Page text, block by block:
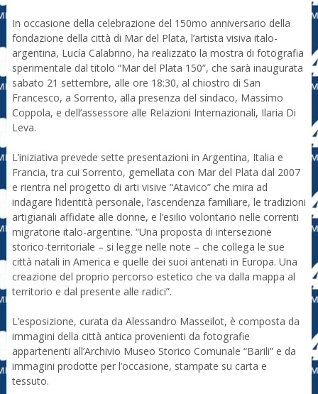
In occasione della celebrazione del 150mo anniversario della
fondazione della città di Mar del Plata, l’artista visiva italo-
argentina, Lucía Calabrino, ha realizzato la mostra di fotografia
sperimentale dal titolo “Mar del Plata 150”, che sarà inaugurata
sabato 21 settembre, alle ore 18:30, al chiostro di San
Francesco, a Sorrento, alla presenza del sindaco, Massimo
Coppola, e dell’assessore alle Relazioni Internazionali, Ilaria Di
Leva.
L’iniziativa prevede sette presentazioni in Argentina, Italia e
Francia, tra cui Sorrento, gemellata con Mar del Plata dal 2007
e rientra nel progetto di arti visive “Atavico” che mira ad
indagare l’identità personale, l’ascendenza familiare, le tradizioni
artigianali affidate alle donne, e l’esilio volontario nelle correnti
migratorie italo-argentine. “Una proposta di intersezione
storico-territoriale – si legge nelle note – che collega le sue
città natali in America e quelle dei suoi antenati in Europa. Una
creazione del proprio percorso estetico che va dalla mappa al
territorio e dal presente alle radici”.
L’esposizione, curata da Alessandro Masseilot, è composta da
immagini della città antica provenienti da fotografie
appartenenti all’Archivio Museo Storico Comunale “Barili” e da
immagini prodotte per l’occasione, stampate su carta e
tessuto.